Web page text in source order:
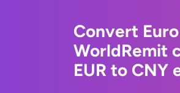
Convert
WorldRemit
EUR to CNY